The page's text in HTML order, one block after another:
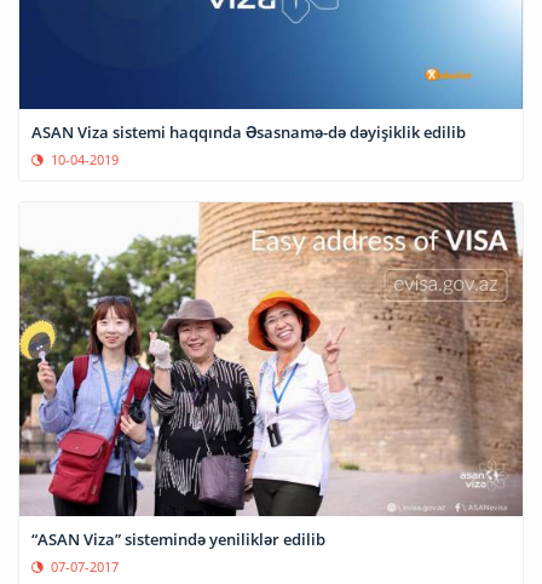
ASAN Viza sistemi haqqında Əsasnamə-də dəyişiklik edilib
10-04-2019
“ASAN Viza” sistemində yeniliklər edilib
07-07-2017